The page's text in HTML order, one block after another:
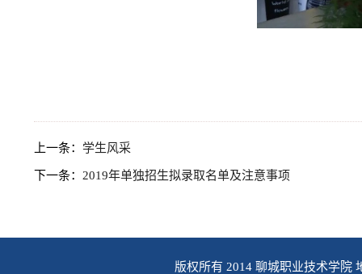
上一条： 学生风采
下一条： 2019年单独招生拟录取名单及注意事项
版权所有 2014 聊城职业技术学院